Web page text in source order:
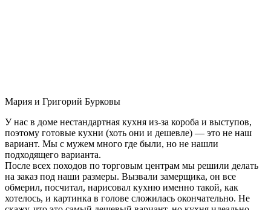
Мария и Григорий Бурковы
У нас в доме нестандартная кухня из-за короба и выступов,
поэтому готовые кухни (хоть они и дешевле) — это не наш
вариант. Мы с мужем много где были, но не нашли
подходящего варианта.
После всех походов по торговым центрам мы решили делать
на заказ под наши размеры. Вызвали замерщика, он все
обмерил, посчитал, нарисовал кухню именно такой, как
хотелось, и картинка в голове сложилась окончательно. Не